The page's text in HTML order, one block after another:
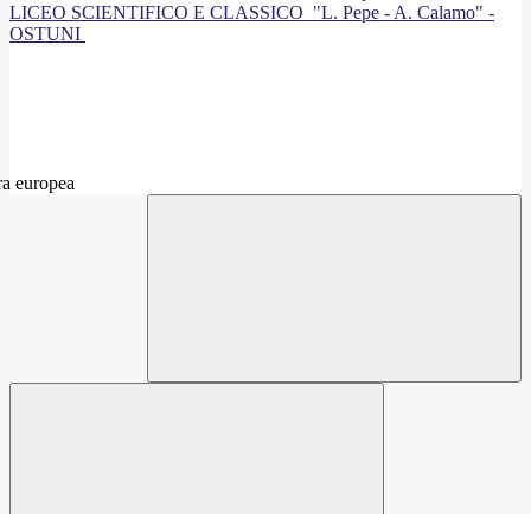
LICEO SCIENTIFICO E CLASSICO "L. Pepe - A. Calamo" -
OSTUNI